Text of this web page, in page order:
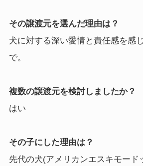
その譲渡元を選んだ理由は？
犬に対する深い愛情と責任感を感
で。
複数の譲渡元を検討しましたか？
はい
その子にした理由は？
先代の犬(アメリカンエスキモード